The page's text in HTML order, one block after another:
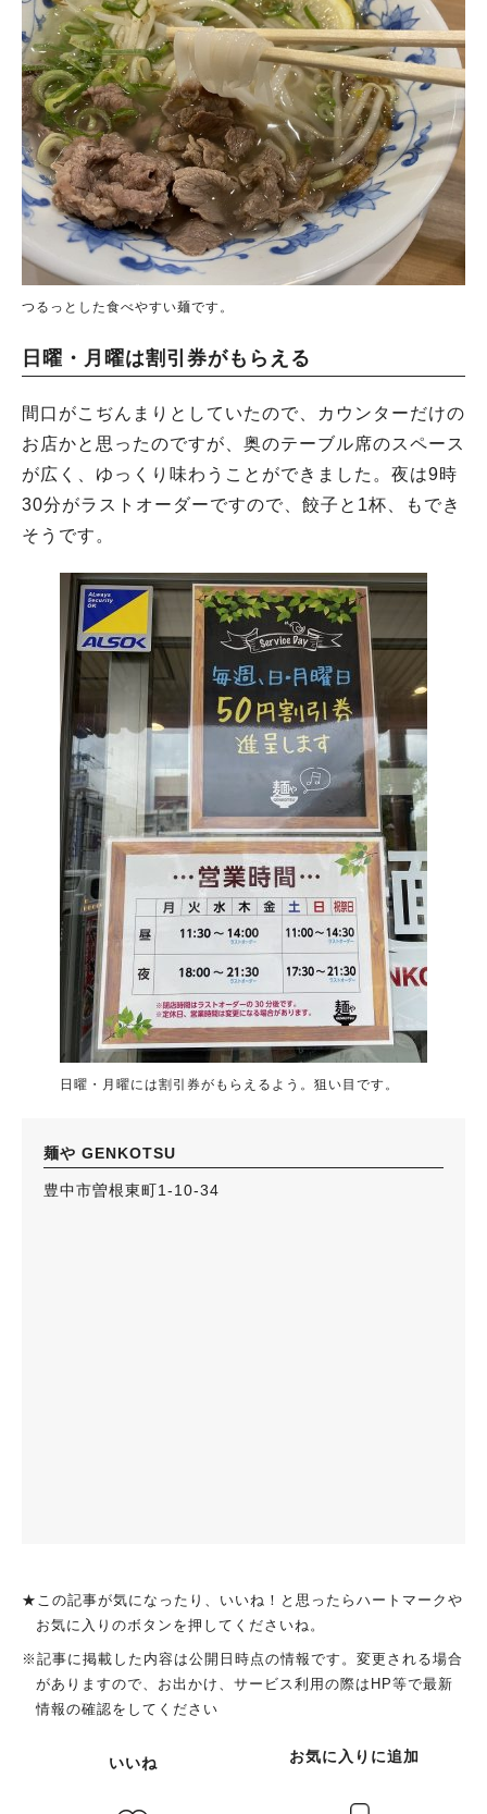
つるっとした食べやすい麺です。
日曜・月曜は割引券がもらえる
間口がこぢんまりとしていたので、カウンターだけの
お店かと思ったのですが、奥のテーブル席のスペース
が広く、ゆっくり味わうことができました。夜は9時
30分がラストオーダーですので、餃子と1杯、もでき
そうです。
日曜・月曜には割引券がもらえるよう。狙い目です。
麺や GENKOTSU
豊中市曽根東町1-10-34
★この記事が気になったり、いいね！と思ったらハートマークや
お気に入りのボタンを押してくださいね。
※記事に掲載した内容は公開日時点の情報です。変更される場合
がありますので、お出かけ、サービス利用の際はHP等で最新
情報の確認をしてください
いいね お気に入りに追加